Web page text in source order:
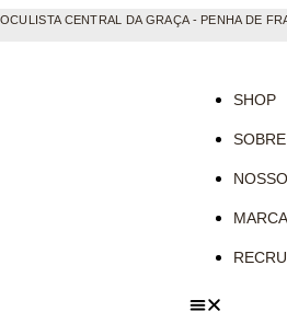
CENTRAL DA GRAÇA - PENHA DE
SHOP